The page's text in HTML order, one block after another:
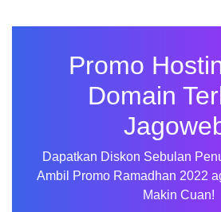
Promo
Domain
Dapatkan Diskon Sebulan
Ambil Promo Ramadhan 2022
Makin Cuan!